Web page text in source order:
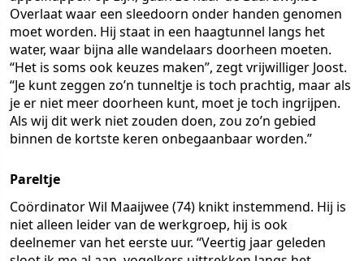
Overlaat waar een sleedoorn onder handen genomen
moet worden. Hij staat in een haagtunnel langs het
water, waar bijna alle wandelaars doorheen moeten.
“Het is soms ook keuzes maken”, zegt vrijwilliger Joost.
“Je kunt zeggen zo’n tunneltje is toch prachtig, maar als
je er niet meer doorheen kunt, moet je toch ingrijpen.
Als wij dit werk niet zouden doen, zou zo’n gebied
binnen de kortste keren onbegaanbaar worden.”
Pareltje
Coördinator Wil Maaijwee (74) knikt instemmend. Hij is
niet alleen leider van de werkgroep, hij is ook
deelnemer van het eerste uur. “Veertig jaar geleden